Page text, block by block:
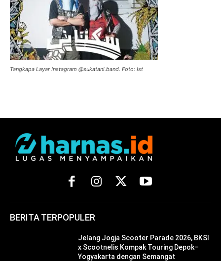
Tangkapa Layar Instagram @sukatani.band. Foto: Ist
BERITA TERPOPULER
Jelang Jogja Scooter Parade 2026, BKSI
x Scootnelis Kompak Touring Depok–
Yogyakarta dengan Semangat